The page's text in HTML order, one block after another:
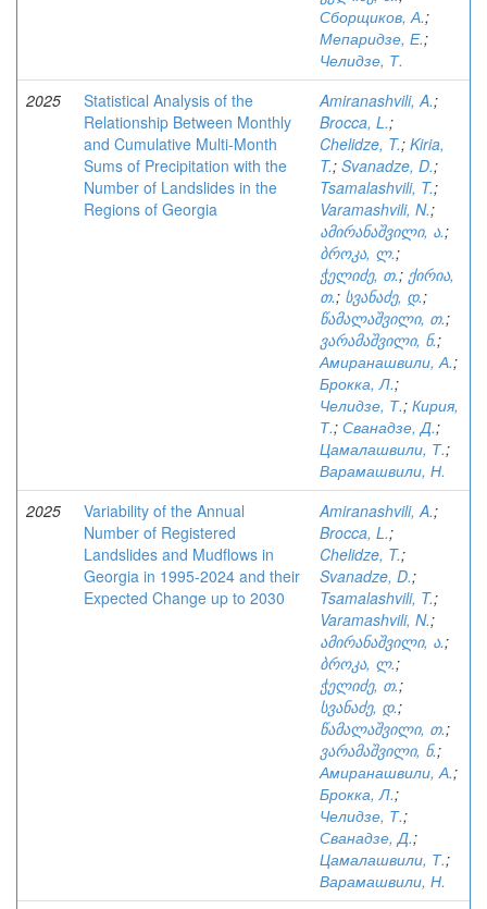
Сборщиков, А.;
Мепаридзе, Е.;
Челидзе, Т.
2025
Statistical Analysis of the
Relationship Between Monthly
and Cumulative Multi-Month
Sums of Precipitation with the
Number of Landslides in the
Regions of Georgia
Amiranashvili, A.;
Brocca, L.;
Chelidze, T.; Kiria,
T.; Svanadze, D.;
Tsamalashvili, T.;
Varamashvili, N.;
ამირანაშვილი, ა.;
ბროკა, ლ.;
ჭელიძე, თ.; ქირია,
თ.; სვანაძე, დ.;
წამალაშვილი, თ.;
ვარამაშვილი, ნ.;
Амиранашвили, А.;
Брокка, Л.;
Челидзе, Т.; Кирия,
Т.; Сванадзе, Д.;
Цамалашвили, Т.;
Варамашвили, Н.
2025
Variability of the Annual
Number of Registered
Landslides and Mudflows in
Georgia in 1995-2024 and their
Expected Change up to 2030
Amiranashvili, A.;
Brocca, L.;
Chelidze, T.;
Svanadze, D.;
Tsamalashvili, T.;
Varamashvili, N.;
ამირანაშვილი, ა.;
ბროკა, ლ.;
ჭელიძე, თ.;
სვანაძე, დ.;
წამალაშვილი, თ.;
ვარამაშვილი, ნ.;
Амиранашвили, А.;
Брокка, Л.;
Челидзе, Т.;
Сванадзе, Д.;
Цамалашвили, Т.;
Варамашвили, Н.